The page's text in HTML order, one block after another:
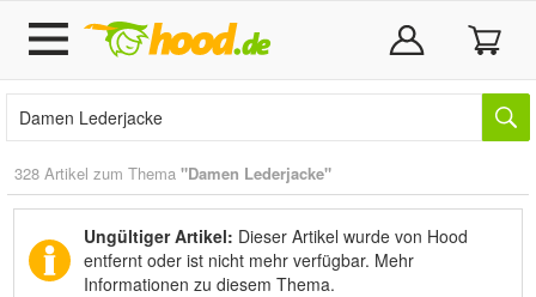
328 Artikel zum Thema "Damen Lederjacke"
Ungültiger Artikel: Dieser Artikel wurde von Hood
entfernt oder ist nicht mehr verfügbar. Mehr
Informationen zu diesem Thema.